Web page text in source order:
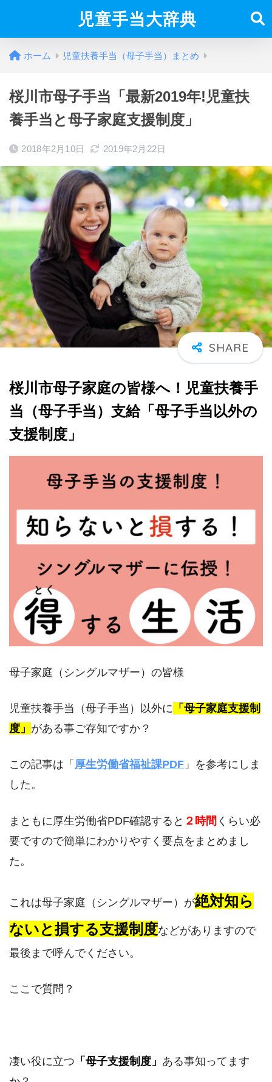
児童手当大辞典
ホーム 児童扶養手当（母子手当）まとめ
桜川市母子手当「最新2019年!児童扶
養手当と母子家庭支援制度」
2018年2月10日 2019年2月22日
桜川市母子家庭の皆様へ！児童扶養手
当（母子手当）支給「母子手当以外の
支援制度」
母子家庭（シングルマザー）の皆様
児童扶養手当（母子手当）以外に 「母子家庭支援制
度」 がある事ご存知ですか？
この記事は「 厚生労働省福祉課PDF 」を参考にしま
した。
まともに厚生労働省PDF確認すると ２時間 くらい必
要ですので簡単にわかりやすく要点をまとめまし
た。
これは母子家庭（シングルマザー）が絶対知ら
ないと損する支援制度などがありますので
最後まで呼んでください。
ここで質問？
凄い役に立つ 「母子支援制度」 ある事知ってます